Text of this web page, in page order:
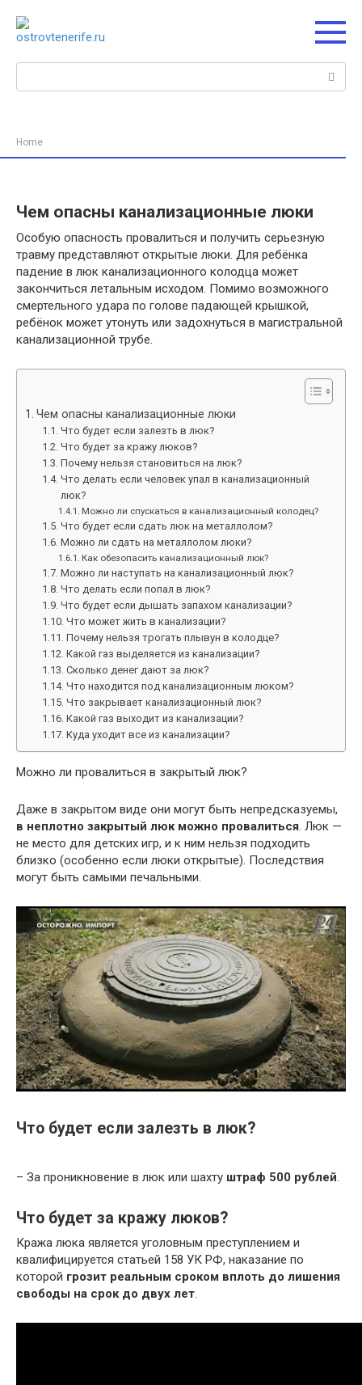
контенту
Поиск:
Home
Чем опасны канализационные люки
Особую опасность провалиться и получить серьезную
травму представляют открытые люки. Для ребёнка
падение в люк канализационного колодца может
закончиться летальным исходом. Помимо возможного
смертельного удара по голове падающей крышкой,
ребёнок может утонуть или задохнуться в магистральной
канализационной трубе.
Чем опасны канализационные люки
Что будет если залезть в люк?
Что будет за кражу люков?
Почему нельзя становиться на люк?
Что делать если человек упал в канализационный
люк?
Можно ли спускаться в канализационный колодец?
Что будет если сдать люк на металлолом?
Можно ли сдать на металлолом люки?
Как обезопасить канализационный люк?
Можно ли наступать на канализационный люк?
Что делать если попал в люк?
Что будет если дышать запахом канализации?
Что может жить в канализации?
Почему нельзя трогать плывун в колодце?
Какой газ выделяется из канализации?
Сколько денег дают за люк?
Что находится под канализационным люком?
Что закрывает канализационный люк?
Какой газ выходит из канализации?
Куда уходит все из канализации?
Можно ли провалиться в закрытый люк?
Даже в закрытом виде они могут быть непредсказуемы,
в неплотно закрытый люк можно провалиться. Люк —
не место для детских игр, и к ним нельзя подходить
близко (особенно если люки открытые). Последствия
могут быть самыми печальными.
Что будет если залезть в люк?
– За проникновение в люк или шахту штраф 500 рублей.
Что будет за кражу люков?
Кража люка является уголовным преступлением и
квалифицируется статьей 158 УК РФ, наказание по
которой грозит реальным сроком вплоть до лишения
свободы на срок до двух лет.